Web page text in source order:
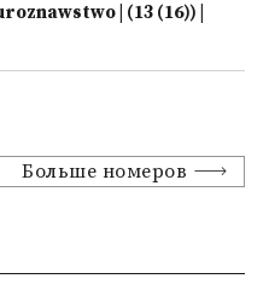
| (13 (16)) |
Больше номеров